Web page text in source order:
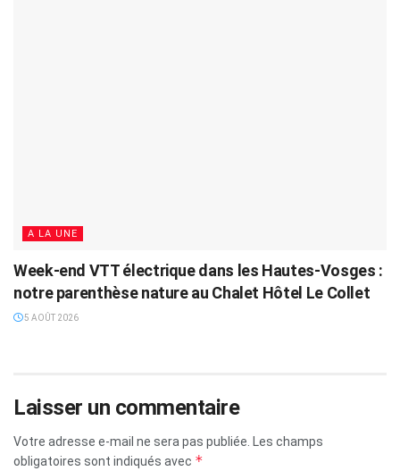
A LA UNE
Week-end VTT électrique dans les Hautes-Vosges :
notre parenthèse nature au Chalet Hôtel Le Collet
5 AOÛT 2026
Laisser un commentaire
Votre adresse e-mail ne sera pas publiée. Les champs
obligatoires sont indiqués avec *